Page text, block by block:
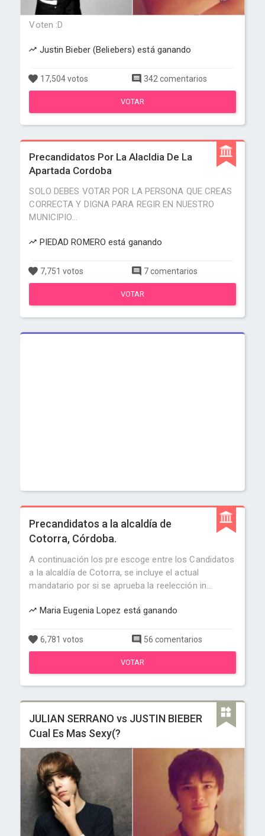
Voten :D
Justin Bieber (Beliebers) está ganando
17,504 votos 342 comentarios
VOTAR
Precandidatos Por La Alacldia De La
Apartada Cordoba
SOLO DEBES VOTAR POR LA PERSONA QUE CREAS
CORRECTA Y DIGNA PARA REGIR EN NUESTRO
MUNICIPIO...
PIEDAD ROMERO está ganando
7,751 votos 7 comentarios
VOTAR
Precandidatos a la alcaldía de
Cotorra, Córdoba.
A continuación los pre escoge entre los Candidatos
a la alcaldía de Cotorra, se incluye el actual
mandatario por si se aprueba la reelección in...
Maria Eugenia Lopez está ganando
6,781 votos 56 comentarios
VOTAR
JULIAN SERRANO vs JUSTIN BIEBER
Cual Es Mas Sexy(?